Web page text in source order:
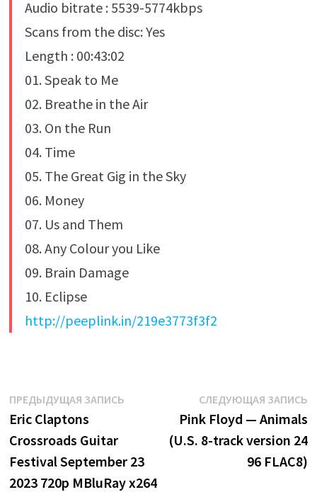
Audio bitrate : 5539-5774kbps
Scans from the disc: Yes
Length : 00:43:02
01. Speak to Me
02. Breathe in the Air
03. On the Run
04. Time
05. The Great Gig in the Sky
06. Money
07. Us and Them
08. Any Colour you Like
09. Brain Damage
10. Eclipse
http://peeplink.in/219e3773f3f2
Навигация
по
записям
ПРЕДЫДУЩАЯ ЗАПИСЬПредыдущая
Eric Claptons
Crossroads Guitar
Festival September 23
2023 720p MBluRay x264
СЛЕДУЮЩАЯ ЗАПИСЬ
Pink Floyd — Animals
(U.S. 8-track version 24
96 FLAC8)